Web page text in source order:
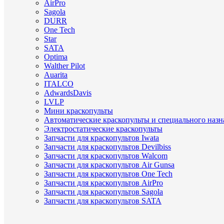
AirPro
Sagola
DURR
One Tech
Star
SATA
Optima
Walther Pilot
Auarita
ITALCO
AdwardsDavis
LVLP
Мини краскопульты
Автоматические краскопульты и специального
Электростатические краскопульты
Запчасти для краскопультов Iwata
Запчасти для краскопультов Devilbiss
Запчасти для краскопультов Walcom
Запчасти для краскопультов Air Gunsa
Запчасти для краскопультов One Tech
Запчасти для краскопультов AirPro
Запчасти для краскопультов Sagola
Запчасти для краскопультов SATA